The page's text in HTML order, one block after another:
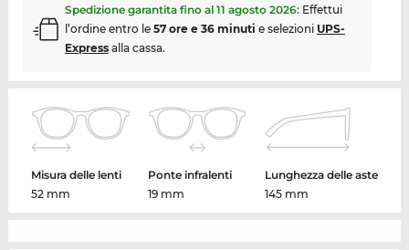
Spedizione garantita fino al 11 agosto 2026: Effettui
l’ordine entro le 57 ore e 36 minuti e selezioni UPS-
Expressalla cassa.
Misura delle lenti
52 mm
Ponte infralenti
19 mm
Lunghezza delle aste
145 mm